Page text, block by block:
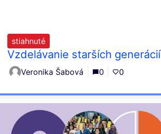
Vzdelávanie starších generácií
stiahnuté
Veronika Šabová 0 0